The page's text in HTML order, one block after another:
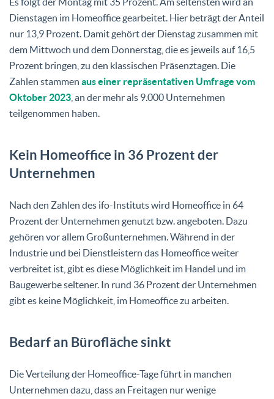
Dienstagen im Homeoffice gearbeitet. Hier beträgt der Anteil
nur 13,9 Prozent. Damit gehört der Dienstag zusammen mit
dem Mittwoch und dem Donnerstag, die es jeweils auf 16,5
Prozent bringen, zu den klassischen Präsenztagen. Die
Zahlen stammen aus einer repräsentativen Umfrage vom
Oktober 2023 , an der mehr als 9.000 Unternehmen
teilgenommen haben.
Kein Homeoffice in 36 Prozent der
Unternehmen
Nach den Zahlen des ifo-Instituts wird Homeoffice in 64
Prozent der Unternehmen genutzt bzw. angeboten. Dazu
gehören vor allem Großunternehmen. Während in der
Industrie und bei Dienstleistern das Homeoffice weiter
verbreitet ist, gibt es diese Möglichkeit im Handel und im
Baugewerbe seltener. In rund 36 Prozent der Unternehmen
gibt es keine Möglichkeit, im Homeoffice zu arbeiten.
Bedarf an Bürofläche sinkt
Die Verteilung der Homeoffice-Tage führt in manchen
Unternehmen dazu, dass an Freitagen nur wenige